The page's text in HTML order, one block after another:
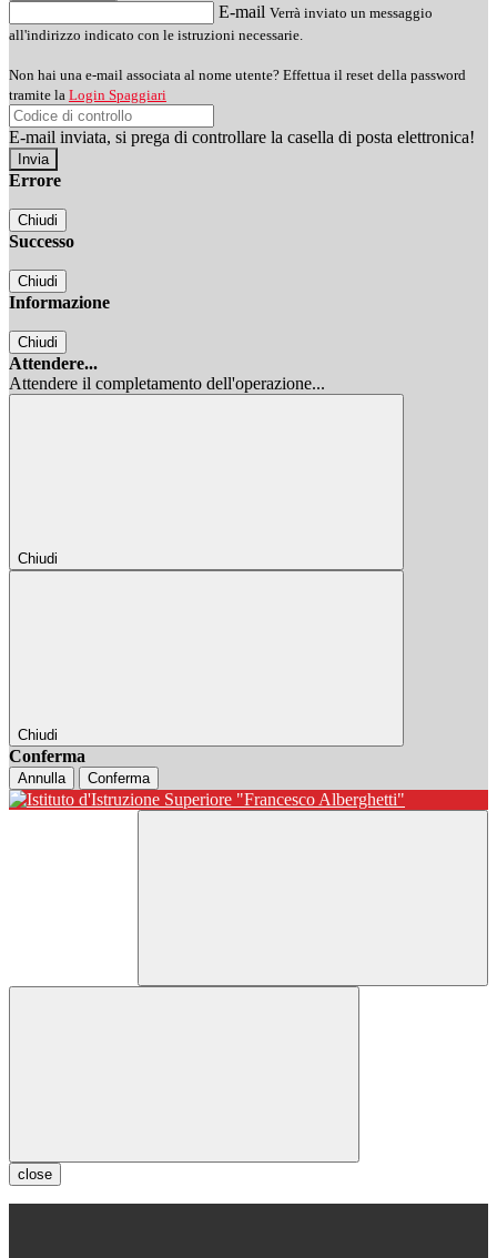
E-mail Verrà inviato un messaggio
all'indirizzo indicato con le istruzioni necessarie.
Non hai una e-mail associata al nome utente? Effettua il reset della password
tramite la Login Spaggiari
E-mail inviata, si prega di controllare la casella di posta elettronica!
Errore
Chiudi
Successo
Chiudi
Informazione
Chiudi
Attendere...
Attendere il completamento dell'operazione...
Chiudi
Chiudi
Conferma
Annulla Conferma
close